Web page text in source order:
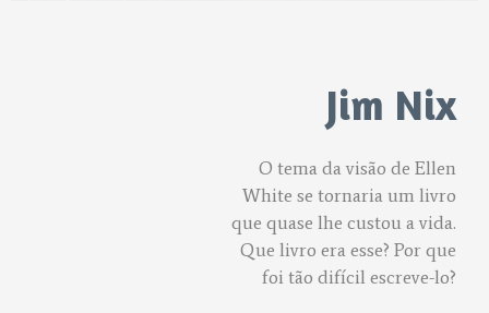
Jim Nix
O tema da visão de Ellen
White se tornaria um livro
que quase lhe custou a vida.
Que livro era esse? Por que
foi tão difícil escreve-lo?